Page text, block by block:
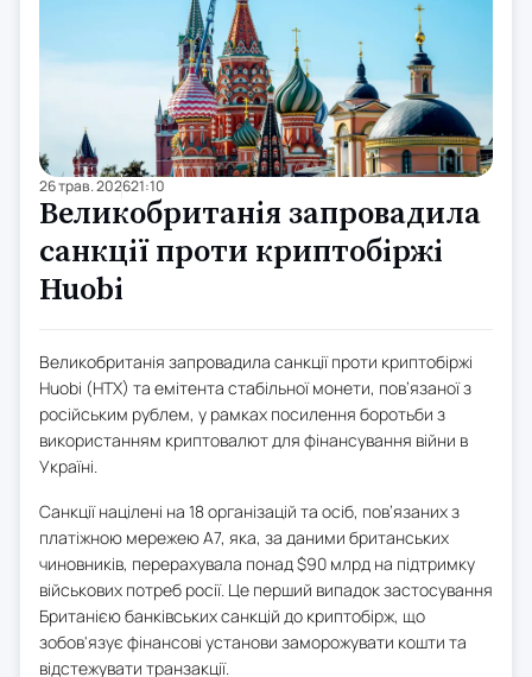
26 трав. 202621:10
Великобританія запровадила
санкції проти криптобіржі
Huobi
Великобританія запровадила санкції проти криптобіржі
Huobi (HTX) та емітента стабільної монети, пов’язаної з
російським рублем, у рамках посилення боротьби з
використанням криптовалют для фінансування війни в
Україні.
Санкції націлені на 18 організацій та осіб, пов’язаних з
платіжною мережею A7, яка, за даними британських
чиновників, перерахувала понад $90 млрд на підтримку
військових потреб росії. Це перший випадок застосування
Британією банківських санкцій до криптобірж, що
зобов'язує фінансові установи заморожувати кошти та
відстежувати транзакції.